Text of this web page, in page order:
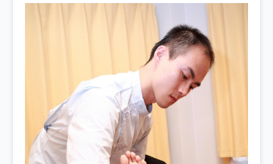
五十肩
全国の店舗一覧MACHIDA AREA
町田の2院から、
あなたの一院を。